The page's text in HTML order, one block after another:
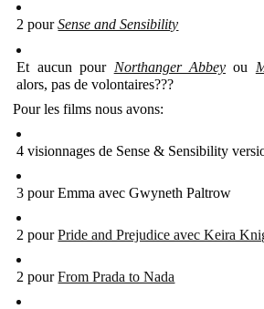
2 pourSense and Sensibility
Et aucun pour Northanger Abbey ou
alors, pas de volontaires???
Pour les films nous avons:
4 visionnages de Sense & Sensibility
3 pour Emma avec Gwyneth Paltrow
2 pourPride and Prejudice avec Keira
2 pourFrom Prada to Nada